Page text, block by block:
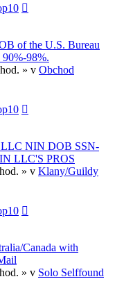
of the U.S. Bureau
98%.
» v Obchod
NIN DOB SSN-
LLC'S PROS
» v Klany/Guildy
Canada with
» v Solo Selffound